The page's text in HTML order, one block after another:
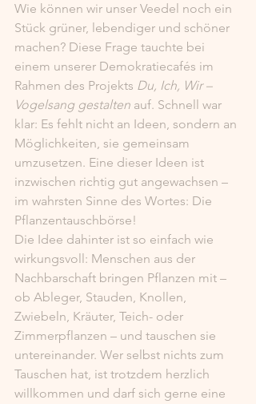
Wie können wir unser Veedel noch ein
Stück grüner, lebendiger und schöner
machen? Diese Frage tauchte bei
einem unserer Demokratiecafés im
Rahmen des Projekts Du, Ich, Wir –
Vogelsang gestalten auf. Schnell war
klar: Es fehlt nicht an Ideen, sondern an
Möglichkeiten, sie gemeinsam
umzusetzen. Eine dieser Ideen ist
inzwischen richtig gut angewachsen –
im wahrsten Sinne des Wortes: Die
Pflanzentauschbörse!
Die Idee dahinter ist so einfach wie
wirkungsvoll: Menschen aus der
Nachbarschaft bringen Pflanzen mit –
ob Ableger, Stauden, Knollen,
Zwiebeln, Kräuter, Teich- oder
Zimmerpflanzen – und tauschen sie
untereinander. Wer selbst nichts zum
Tauschen hat, ist trotzdem herzlich
willkommen und darf sich gerne eine